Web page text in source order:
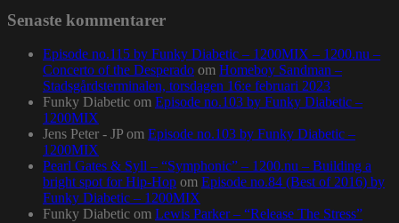
Senaste kommentarer
Episode no.115 by Funky Diabetic – 1200MIX – 1200.nu –
Concerto of the Desperado om Homeboy Sandman –
Stadsgårdsterminalen, torsdagen 16:e februari 2023
Funky Diabetic om Episode no.103 by Funky Diabetic –
1200MIX
Jens Peter - JP om Episode no.103 by Funky Diabetic –
1200MIX
Pearl Gates & Syll – “Symphonic” – 1200.nu – Building a
bright spot for Hip-Hop om Episode no.84 (Best of 2016) by
Funky Diabetic – 1200MIX
Funky Diabetic om Lewis Parker – “Release The Stress”